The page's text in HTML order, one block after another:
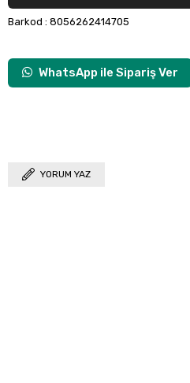
Barkod : 8056262414705
WhatsApp ile Sipariş Ver
YORUM YAZ